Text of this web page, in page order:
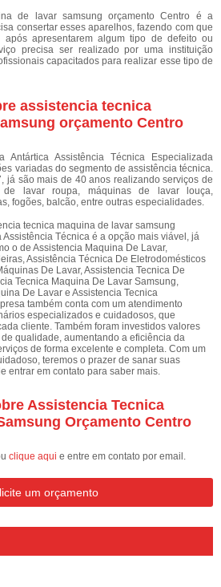
de lavar samsung orçamento Centro é a
consertar esses aparelhos, fazendo com que
após apresentarem algum tipo de defeito ou
precisa ser realizado por uma instituição
capacitados para realizar esse tipo de
assistencia tecnica
orçamento Centro
Assistência Técnica Especializada
variadas do segmento de assistência técnica.
já são mais de 40 anos realizando serviços de
de lavar roupa, máquinas de lavar louça,
fogões, balcão, entre outras especialidades.
tecnica maquina de lavar samsung
Assistência Técnica é a opção mais viável, já
o de Assistencia Maquina De Lavar,
Assistência Técnica De Eletrodomésticos
De Lavar, Assistencia Tecnica De
Tecnica Maquina De Lavar Samsung,
De Lavar e Assistencia Tecnica
também conta com um atendimento
especializados e cuidadosos, que
cliente. Também foram investidos valores
qualidade, aumentando a eficiência da
de forma excelente e completa. Com um
teremos o prazer de sanar suas
entrar em contato para saber mais.
Assistencia Tecnica
Orçamento Centro
clique aqui e entre em contato por email.
um orçamento